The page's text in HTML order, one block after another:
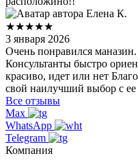
Елена К.
★★★★★
3 января 2026
Очень понравился
Консультанты быстро
красиво, идет или нет
свой наилучший выбор с
Все отзывы
Max
WhatsApp
Telegram
Компания